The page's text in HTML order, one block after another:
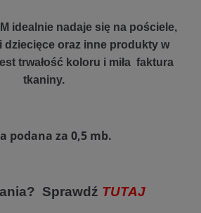
idealnie nadaje się na pościele,
dziecięce oraz inne produkty w
trwałość koloru i miła faktura
tkaniny.
podana za 0,5 mb.
Sprawdź TUTAJ